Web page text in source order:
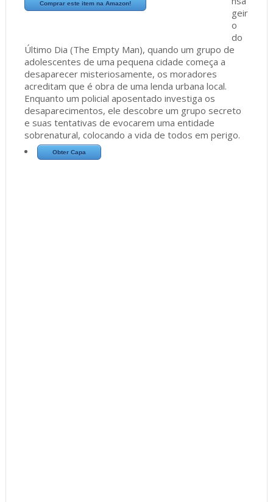
Comprar este item na Amazon!
geir
o
do
Último Dia (The Empty Man), quando um grupo de
adolescentes de uma pequena cidade começa a
desaparecer misteriosamente, os moradores
acreditam que é obra de uma lenda urbana local.
Enquanto um policial aposentado investiga os
desaparecimentos, ele descobre um grupo secreto
e suas tentativas de evocarem uma entidade
sobrenatural, colocando a vida de todos em perigo.
Obter Capa